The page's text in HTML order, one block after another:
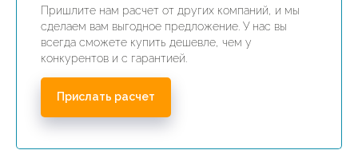
Пришлите нам расчет от других компаний, и мы
сделаем вам выгодное предложение. У нас вы
всегда сможете купить дешевле, чем у
конкурентов и с гарантией.
Прислать расчет